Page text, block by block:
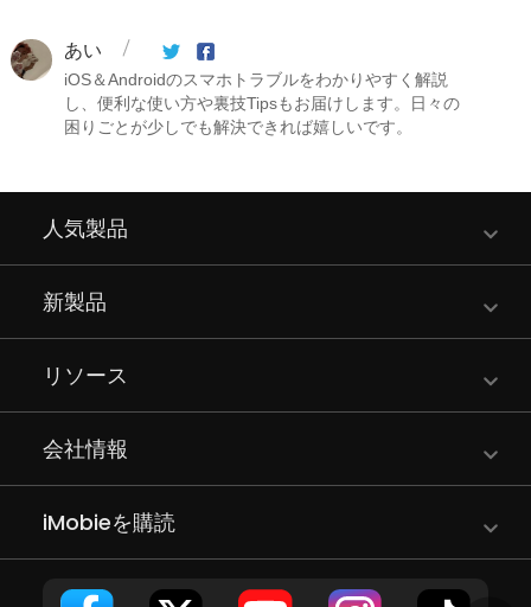
あい
iOS＆Androidのスマホトラブルをわかりやすく解説
し、便利な使い方や裏技Tipsもお届けします。日々の
困りごとが少しでも解決できれば嬉しいです。
人気製品
新製品
リソース
会社情報
iMobieを購読